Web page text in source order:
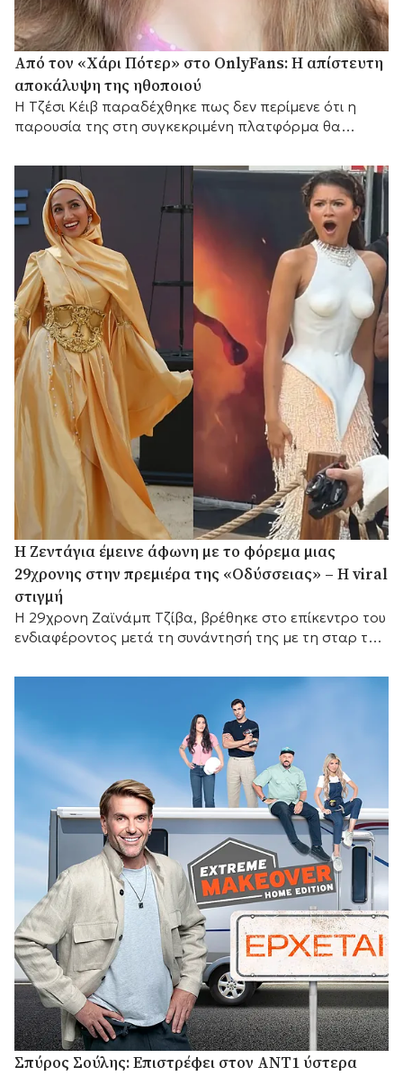
Από τον «Χάρι Πότερ» στο OnlyFans: Η απίστευτη
αποκάλυψη της ηθοποιού
Η Τζέσι Κέιβ παραδέχθηκε πως δεν περίμενε ότι η
παρουσία της στη συγκεκριμένη πλατφόρμα θα
Η Ζεντάγια έμεινε άφωνη με το φόρεμα μιας
29χρονης στην πρεμιέρα της «Οδύσσειας» – Η viral
στιγμή
Η 29χρονη Ζαϊνάμπ Τζίβα, βρέθηκε στο επίκεντρο του
ενδιαφέροντος μετά τη συνάντησή της με τη σταρ του
Σπύρος Σούλης: Επιστρέφει στον ΑΝΤ1 ύστερα